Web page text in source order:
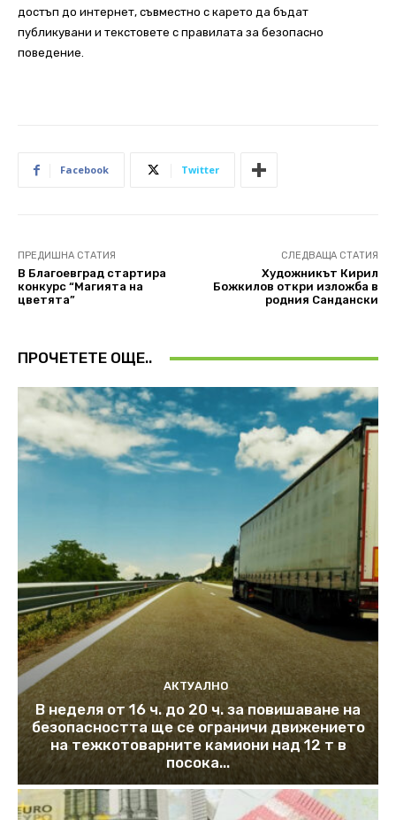
достъп до интернет, съвместно с карето да бъдат
публикувани и текстовете с правилата за безопасно
поведение.
Facebook Twitter
ПРЕДИШНА СТАТИЯ
В Благоевград стартира
конкурс “Магията на
цветята”
СЛЕДВАЩА СТАТИЯ
Художникът Кирил
Божкилов откри изложба в
родния Сандански
ПРОЧЕТЕТЕ ОЩЕ..
АКТУАЛНО
В неделя от 16 ч. до 20 ч. за повишаване на
безопасността ще се ограничи движението
на тежкотоварните камиони над 12 т в
посока...